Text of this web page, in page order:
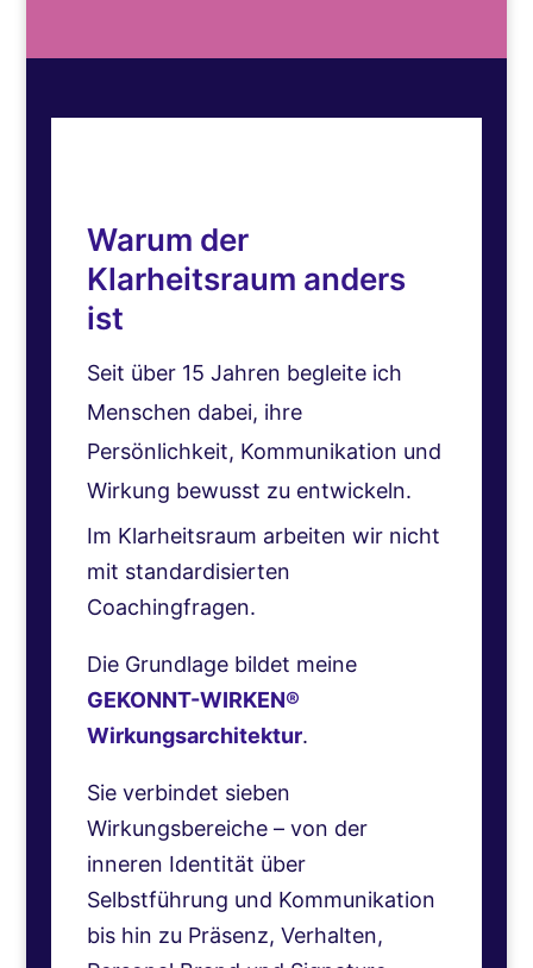
Warum der
Klarheitsraum anders
ist
Seit über 15 Jahren begleite ich
Menschen dabei, ihre
Persönlichkeit, Kommunikation und
Wirkung bewusst zu entwickeln.
Im Klarheitsraum arbeiten wir nicht
mit standardisierten
Coachingfragen.
Die Grundlage bildet meine
GEKONNT-WIRKEN®
Wirkungsarchitektur.
Sie verbindet sieben
Wirkungsbereiche – von der
inneren Identität über
Selbstführung und Kommunikation
bis hin zu Präsenz, Verhalten,